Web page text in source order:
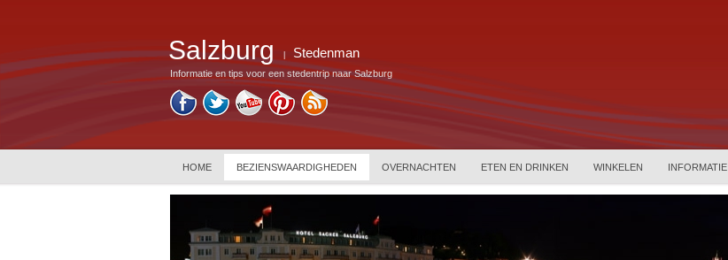
Salzburg Stedenman
Informatie en tips voor een stedentrip naar Salzburg
HOME BEZIENSWAARDIGHEDEN OVERNACHTEN ETEN EN DRINKEN WINKELEN INFORMATIE